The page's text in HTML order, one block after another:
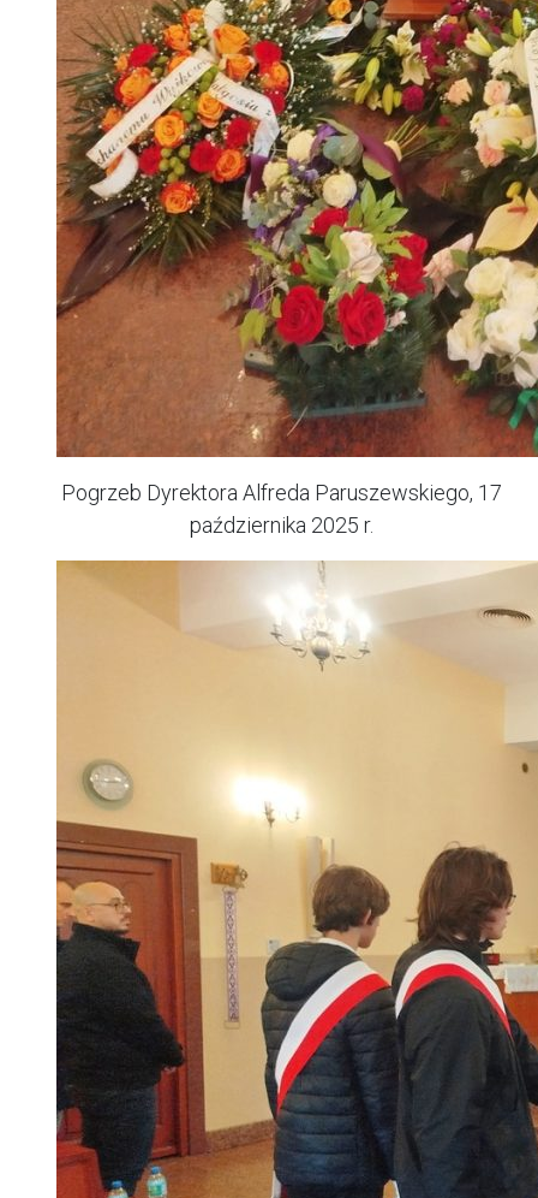
Pogrzeb Dyrektora Alfreda Paruszewskiego, 17
października 2025 r.